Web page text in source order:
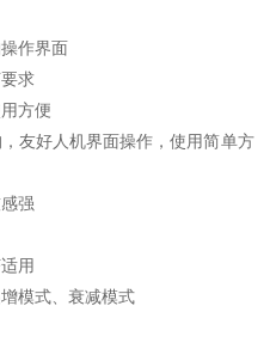
作界面
求
方便
友好人机界面操作，使用简单方
强
用
模式、衰减模式